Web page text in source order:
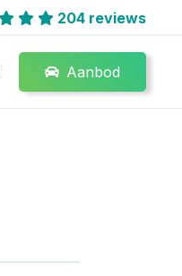
204 reviews
Aanbod